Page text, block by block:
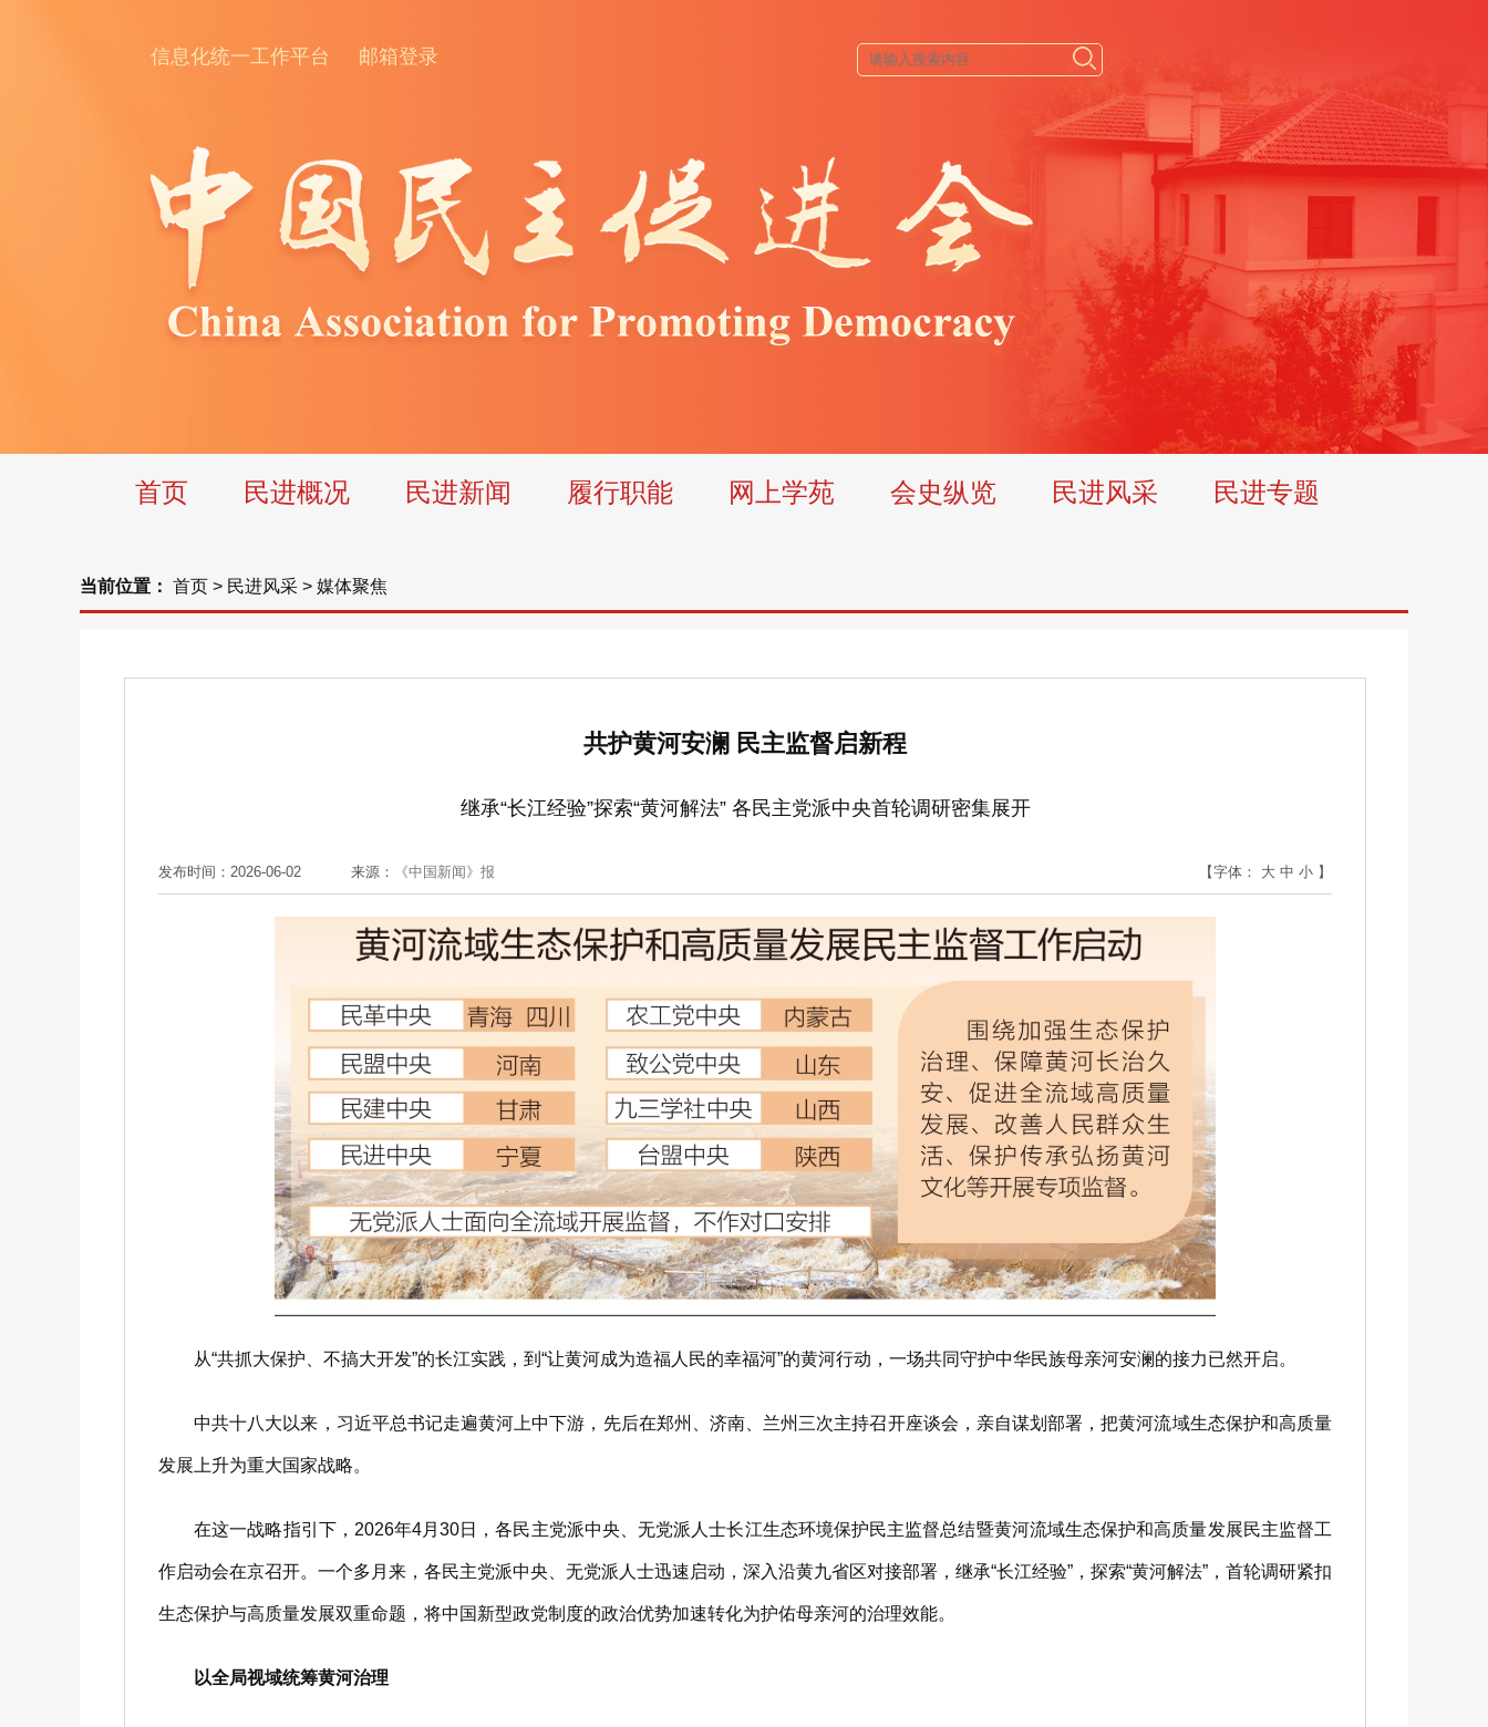
信息化统一工作平台 邮箱登录
首页 民进概况 民进新闻 履行职能 网上学苑 会史纵览 民进风采 民进专题
当前位置： 首页 > 民进风采 > 媒体聚焦
共护黄河安澜 民主监督启新程
继承“长江经验”探索“黄河解法” 各民主党派中央首轮调研密集展开
发布时间：2026-06-02 来源： 《中国新闻》报 【字体： 大 中 小 】
从“共抓大保护、不搞大开发”的长江实践，到“让黄河成为造福人民的幸福河”的黄河行动，一场共同守护中华民族母亲河安澜的接力已然开启。
中共十八大以来，习近平总书记走遍黄河上中下游，先后在郑州、济南、兰州三次主持召开座谈会，亲自谋划部署，把黄河流域生态保护和高质量
发展上升为重大国家战略。
在这一战略指引下，2026年4月30日，各民主党派中央、无党派人士长江生态环境保护民主监督总结暨黄河流域生态保护和高质量发展民主监督工
作启动会在京召开。一个多月来，各民主党派中央、无党派人士迅速启动，深入沿黄九省区对接部署，继承“长江经验”，探索“黄河解法”，首轮调研紧扣
生态保护与高质量发展双重命题，将中国新型政党制度的政治优势加速转化为护佑母亲河的治理效能。
以全局视域统筹黄河治理